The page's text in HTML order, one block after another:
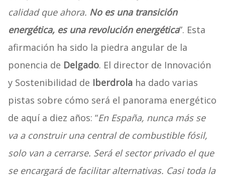
calidad que ahora. No es una transición
energética, es una revolución energética”. Esta
afirmación ha sido la piedra angular de la
ponencia de Delgado. El director de Innovación
y Sostenibilidad de Iberdrolaha dado varias
pistas sobre cómo será el panorama energético
de aquí a diez años: “En España, nunca más se
va a construir una central de combustible fósil,
solo van a cerrarse. Será el sector privado el que
se encargará de facilitar alternativas. Casi toda la